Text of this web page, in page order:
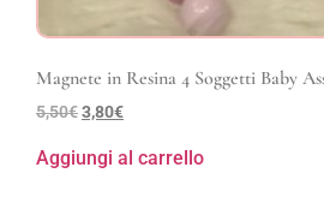
Magnete in Resina 4 Soggetti Baby
5,50€3,80€
Aggiungi al carrello